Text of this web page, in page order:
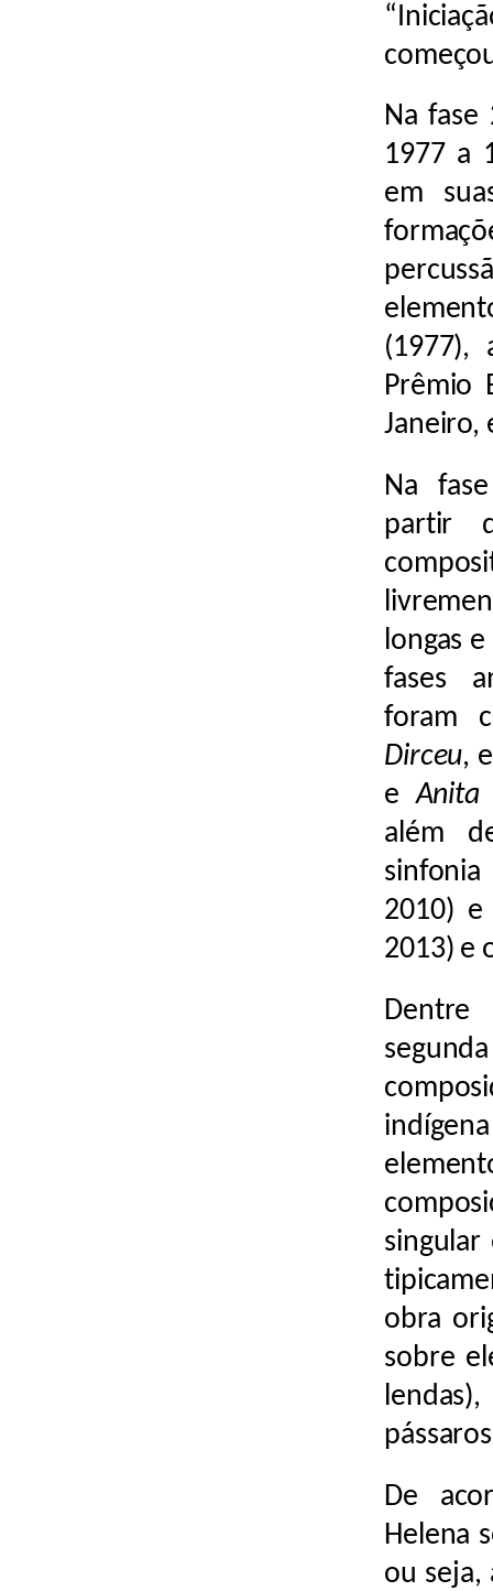
Na fase
1977 a
em
(1977),
Prêmio
Janeiro,
Na
partir
longas
fases
foram
Dirceu,
eAnita
além
2010)
2013) e
Dentre
obra
sobre
De
Helena
ou seja,